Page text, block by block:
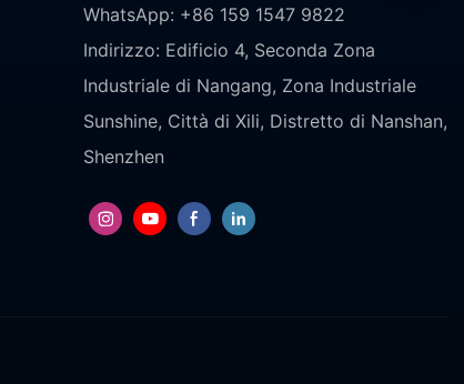
WhatsApp: +86 159 1547 9822
Indirizzo: Edificio 4, Seconda Zona
Industriale di Nangang, Zona Industriale
Sunshine, Città di Xili, Distretto di Nanshan,
Shenzhen